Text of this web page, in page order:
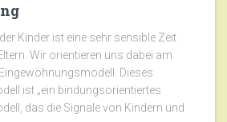
Kinder ist eine sehr sensible Zeit
Wir orientieren uns dabei am
Dieses
ist „ein bindungsorientiertes
das die Signale von Kindern und